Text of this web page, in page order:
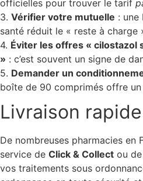
officielles pour trouver le tarif
3. Vérifier votre mutuelle : une
santé réduit le « reste à charge
4. Éviter les offres « cilostazol
» : c’est souvent un signe de
5. Demander un
boîte de 90 comprimés offre
Livraison
De nombreuses pharmacies en
service de Click & Collect ou de
vos traitements sous